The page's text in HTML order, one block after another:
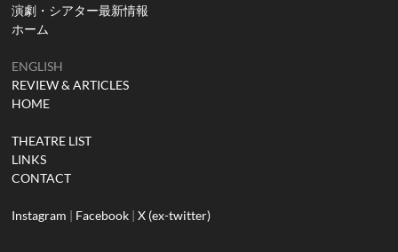
演劇・シアター最新情報
ホーム
ENGLISH
REVIEW & ARTICLES
HOME
THEATRE LIST
LINKS
CONTACT
Instagram | Facebook |X (ex-twitter)